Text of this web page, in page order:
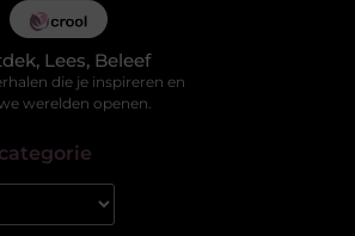
Lees, Beleef
die je inspireren en
werelden openen.